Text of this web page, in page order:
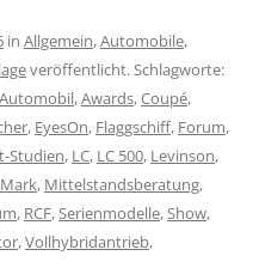
in Allgemein,Automobile,
veröffentlicht. Schlagworte:
Automobil,Awards,Coupé,
, EyesOn, Flaggschiff, Forum,
Studien, LC, LC 500, Levinson,
Mark, Mittelstandsberatung,
, RCF,Serienmodelle,Show,
,Vollhybridantrieb,